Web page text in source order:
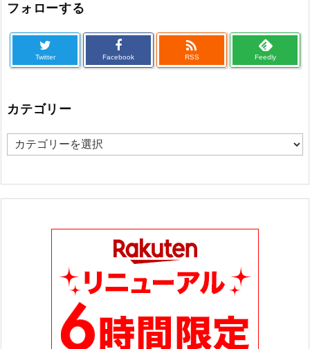
フォローする
Twitter Facebook

RSS Feedly
カテゴリー
カ
ゴ